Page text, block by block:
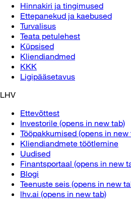
Hinnakiri ja tingimused
Ettepanekud ja kaebused
Turvalisus
Teata petulehest
Küpsised
Kliendiandmed
KKK
Ligipääsetavus
LHV
Ettevõttest
Investorile (opens in new tab)
Tööpakkumised (opens in new
Kliendiandmete töötlemine
Uudised
Finantsportaal (opens in new
Blogi
Teenuste seis (opens in new
lhv.ai (opens in new tab)